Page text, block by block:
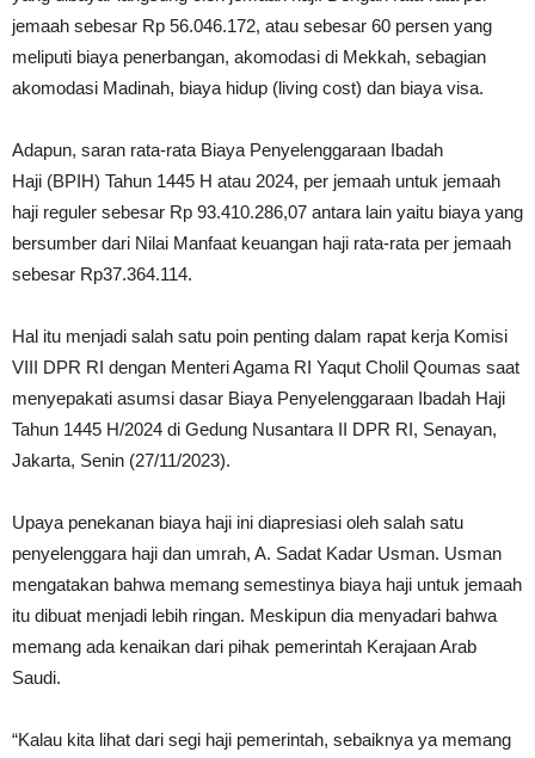
jemaah sebesar Rp 56.046.172, atau sebesar 60 persen yang
meliputi biaya penerbangan, akomodasi di Mekkah, sebagian
akomodasi Madinah, biaya hidup (living cost) dan biaya visa.
Adapun, saran rata-rata Biaya Penyelenggaraan Ibadah
Haji (BPIH) Tahun 1445 H atau 2024, per jemaah untuk jemaah
haji reguler sebesar Rp 93.410.286,07 antara lain yaitu biaya yang
bersumber dari Nilai Manfaat keuangan haji rata-rata per jemaah
sebesar Rp37.364.114.
Hal itu menjadi salah satu poin penting dalam rapat kerja Komisi
VIII DPR RI dengan Menteri Agama RI Yaqut Cholil Qoumas saat
menyepakati asumsi dasar Biaya Penyelenggaraan Ibadah Haji
Tahun 1445 H/2024 di Gedung Nusantara II DPR RI, Senayan,
Jakarta, Senin (27/11/2023).
Upaya penekanan biaya haji ini diapresiasi oleh salah satu
penyelenggara haji dan umrah, A. Sadat Kadar Usman. Usman
mengatakan bahwa memang semestinya biaya haji untuk jemaah
itu dibuat menjadi lebih ringan. Meskipun dia menyadari bahwa
memang ada kenaikan dari pihak pemerintah Kerajaan Arab
Saudi.
“Kalau kita lihat dari segi haji pemerintah, sebaiknya ya memang